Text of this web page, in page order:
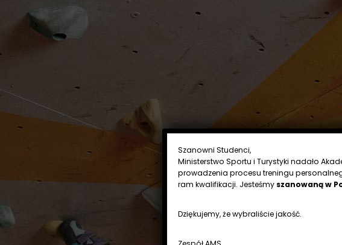
Szanowni Studenci,
Ministerstwo Sportu i Turystyki nadało
prowadzenia procesu treningu
ram kwalifikacji. Jesteśmy szanowaną w
Dziękujemy, że wybraliście jakość.